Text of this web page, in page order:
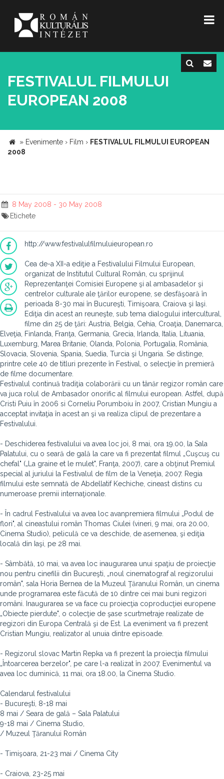
FESTIVALUL FILMULUI
EUROPEAN 2008
» Evenimente › Film › FESTIVALUL FILMULUI EUROPEAN
2008
8 May 2008 - 30 May 2008
Etichete
http://www.festivalulfilmuluieuropean.ro
Cea de-a XII-a ediţie a Festivalului Filmului European,
organizat de Institutul Cultural Român, cu sprijinul
Reprezentanţei Comisiei Europene şi al ambasadelor şi
centrelor culturale ale ţărilor europene, se desfăşoară în
perioada 8-30 mai în Bucureşti, Timişoara, Craiova şi Iaşi.
Ediţia din acest an reuneşte, sub tema dialogului intercultural,
filme din 25 de ţări: Austria, Belgia, Cehia, Croaţia, Danemarca,
Elveţia, Finlanda, Franţa, Germania, Grecia, Irlanda, Italia, Lituania,
Luxemburg, Marea Britanie, Olanda, Polonia, Portugalia, România,
Slovacia, Slovenia, Spania, Suedia, Turcia şi Ungaria. Se distinge,
printre cele 40 de titluri prezente în Festival, o selecţie în premieră
de filme documentare.
Festivalul continuă tradiţia colaborării cu un tânăr regizor român care
va juca rolul de Ambasador onorific al filmului european. Astfel, după
Cristi Puiu în 2006 si Corneliu Porumboiu în 2007, Cristian Mungiu a
acceptat invitaţia în acest an şi va realiza clipul de prezentare a
Festivalului.
- Deschiderea festivalului va avea loc joi, 8 mai, ora 19.00, la Sala
Palatului, cu o seară de gală la care va fi prezentat filmul „Cuşcuş cu
chefal" („La graine et le mulet", Franţa, 2007), care a obţinut Premiul
special al juriului la Festivalul de film de la Veneţia, 2007. Regia
filmului este semnată de Abdellatif Kechiche, cineast distins cu
numeroase premii internaţionale.
- În cadrul Festivalului va avea loc avanpremiera filmului „Podul de
flori", al cineastului român Thomas Ciulei (vineri, 9 mai, ora 20.00,
Cinema Studio), peliculă ce va deschide, de asemenea, şi ediţia
locală din Iaşi, pe 28 mai.
- Sâmbătă, 10 mai, va avea loc inaugurarea unui spaţiu de proiecţie
nou pentru cinefilii din Bucureşti, „noul cinematograf al regizorului
român", sala Horia Bernea de la Muzeul Ţăranului Român, un cinema
unde programarea este făcută de 10 dintre cei mai buni regizori
români. Inaugurarea se va face cu proiecţia coproducţiei europene
„Obiecte pierdute", o colecţie de şase scurtmetraje realizate de
regizori din Europa Centrală şi de Est. La eveniment va fi prezent
Cristian Mungiu, realizator al unuia dintre episoade.
- Regizorul slovac Martin Repka va fi prezent la proiecţia filmului
„Întoarcerea berzelor", pe care l-a realizat în 2007. Evenimentul va
avea loc duminică, 11 mai, ora 18.00, la Cinema Studio.
Calendarul festivalului
- Bucureşti, 8-18 mai
8 mai / Seara de gală – Sala Palatului
9-18 mai / Cinema Studio,
/ Muzeul Ţăranului Român
- Timişoara, 21-23 mai / Cinema City
- Craiova, 23-25 mai